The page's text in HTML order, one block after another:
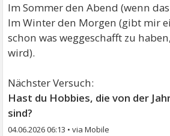
Im Sommer den Abend (wenn
Im Winter den Morgen (gibt mir
schon was weggeschafft zu
wird).
Nächster Versuch:
Hast du Hobbies, die von der
sind?
04.06.2026 06:13 •